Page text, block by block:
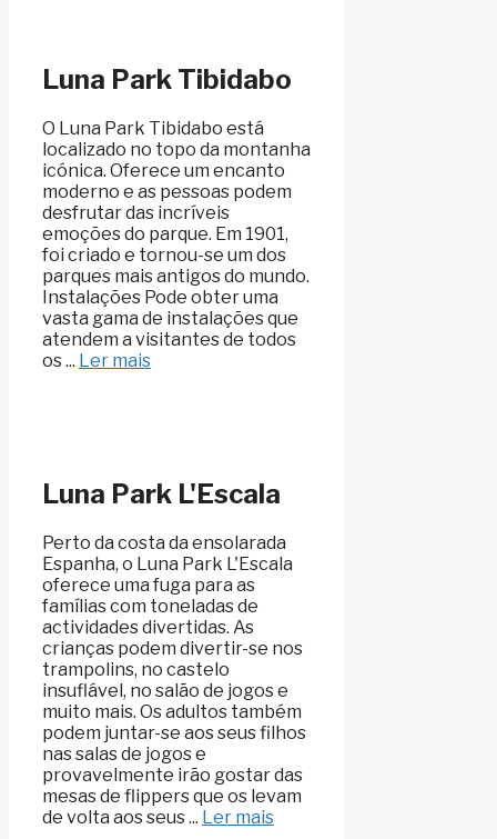
Luna Park Tibidabo
O Luna Park Tibidabo está
localizado no topo da montanha
icónica. Oferece um encanto
moderno e as pessoas podem
desfrutar das incríveis
emoções do parque. Em 1901,
foi criado e tornou-se um dos
parques mais antigos do mundo.
Instalações Pode obter uma
vasta gama de instalações que
atendem a visitantes de todos
os ... Ler mais
Luna Park L'Escala
Perto da costa da ensolarada
Espanha, o Luna Park L'Escala
oferece uma fuga para as
famílias com toneladas de
actividades divertidas. As
crianças podem divertir-se nos
trampolins, no castelo
insuflável, no salão de jogos e
muito mais. Os adultos também
podem juntar-se aos seus filhos
nas salas de jogos e
provavelmente irão gostar das
mesas de flippers que os levam
de volta aos seus ... Ler mais